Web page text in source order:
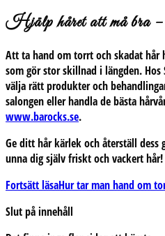
Hjälp håret att må bra –
Att ta hand om torrt och skadat hår
som gör stor skillnad i längden.
välja rätt produkter och
salongen eller handla de bästa
www.barocks.se.
Ge ditt hår kärlek och återställ dess
unna dig själv friskt och vackert hår!
Fortsätt läsaHur tar man hand om
Slut på innehåll